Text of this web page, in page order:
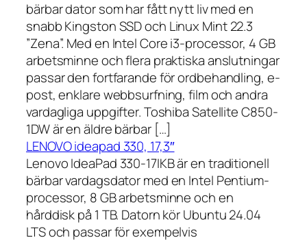
bärbar dator som har fått nytt liv med en
snabb Kingston SSD och Linux Mint 22.3
”Zena”. Med en Intel Core i3-processor, 4 GB
arbetsminne och flera praktiska anslutningar
passar den fortfarande för ordbehandling, e-
post, enklare webbsurfning, film och andra
vardagliga uppgifter. Toshiba Satellite C850-
1DW är en äldre bärbar […]
LENOVO ideapad 330, 17,3″
Lenovo IdeaPad 330-17IKB är en traditionell
bärbar vardagsdator med en Intel Pentium-
processor, 8 GB arbetsminne och en
hårddisk på 1 TB. Datorn kör Ubuntu 24.04
LTS och passar för exempelvis